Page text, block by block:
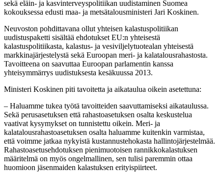
sekä eläin- ja kasvinterveyspolitiikan uudistaminen Suomea
kokouksessa edusti maa- ja metsätalousministeri Jari Koskinen.
Neuvoston pohdittavana ollut yhteisen kalastuspolitiikan
uudistuspaketti sisältää ehdotukset EU:n yhteisestä
kalastuspolitiikasta, kalastus- ja vesiviljelytuotealan yhteisestä
markkinajärjestelystä sekä Euroopan meri- ja kalatalousrahastosta.
Tavoitteena on saavuttaa Euroopan parlamentin kanssa
yhteisymmärrys uudistuksesta kesäkuussa 2013.
Ministeri Koskinen piti tavoitetta ja aikataulua oikein asetettuna:
– Haluamme tukea työtä tavoitteiden saavuttamiseksi aikataulussa.
Sekä perusasetuksen että rahastoasetuksen osalta keskustelua
vaativat kysymykset on tunnistettu oikein. Meri- ja
kalatalousrahastoasetuksen osalta haluamme kuitenkin varmistaa,
että voimme jatkaa nykyistä kustannustehokasta hallintojärjestelmää.
Rahastoasetusehdotuksen pienimuotoisen rannikkokalastuksen
määritelmä on myös ongelmallinen, sen tulisi paremmin ottaa
huomioon jäsenmaiden kalastuksen erityispiirteet.